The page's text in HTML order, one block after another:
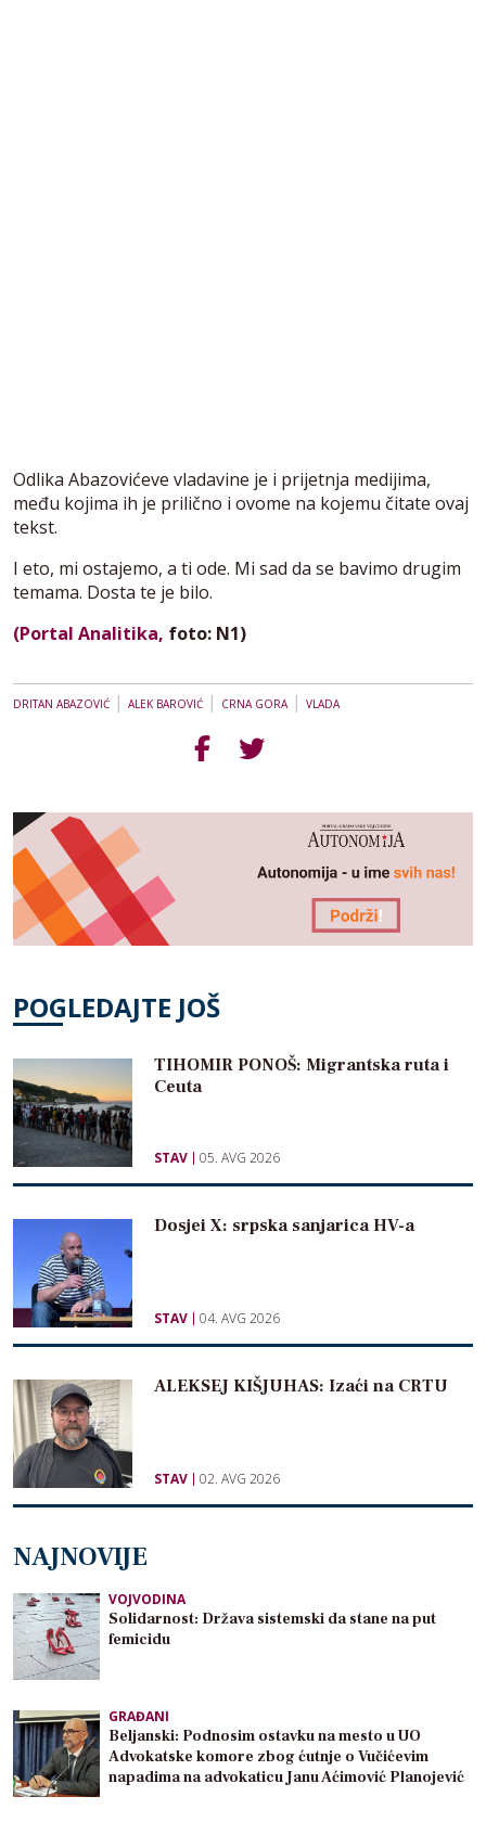
Odlika Abazovićeve vladavine je i prijetnja medijima,
među kojima ih je prilično i ovome na kojemu čitate ovaj
tekst.
I eto, mi ostajemo, a ti ode. Mi sad da se bavimo drugim
temama. Dosta te je bilo.
(Portal Analitika, foto: N1)
DRITAN ABAZOVIĆ | ALEK BAROVIĆ | CRNA GORA| VLADA
POGLEDAJTE JOŠ
TIHOMIR PONOŠ: Migrantska ruta i
Ceuta
STAV 05. AVG 2026
Dosjei X: srpska sanjarica HV-a
STAV 04. AVG 2026
ALEKSEJ KIŠJUHAS: Izaći na CRTU
STAV 02. AVG 2026
NAJNOVIJE
VOJVODINA
Solidarnost: Država sistemski da stane na put
femicidu
GRAĐANI
Beljanski: Podnosim ostavku na mesto u UO
Advokatske komore zbog ćutnje o Vučićevim
napadima na advokaticu Janu Aćimović Planojević